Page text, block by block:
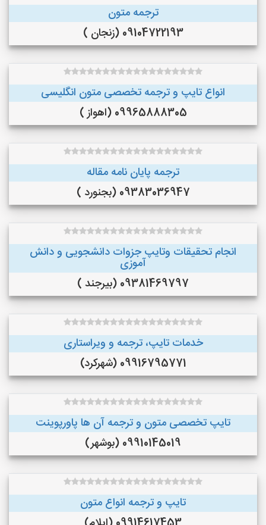
ترجمه متون
09104722193 (زنجان )
انواع تایپ و ترجمه تخصصی متون انگلیسی
09965888305 (اهواز )
ترجمه پایان نامه مقاله
09383036947 (بجنورد )
انجام تحقیقات وتایپ جزوات دانشجویی و دانش
آموزی
09381469797 (بیرجند )
خدمات تایپ، ترجمه و ویراستاری
09916795771 (شهرکرد)
تایپ تخصصی متون و ترجمه آن ها پاورپوینت
09910145019 (بوشهر)
تایپ و ترجمه انواع متون